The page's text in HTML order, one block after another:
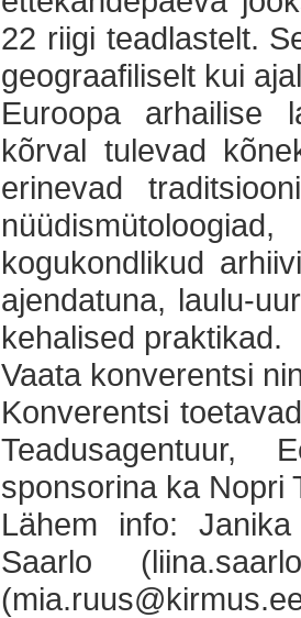
22 riigi teadlastelt.
geograafiliselt kui
Euroopa arhailise
kõrval tulevad
erinevad
kogukondlikud
ajendatuna, laulu-
kehalised praktikad.
Vaata konverentsi
Konverentsi
sponsorina ka Nopri
Lähem info:
Saarlo